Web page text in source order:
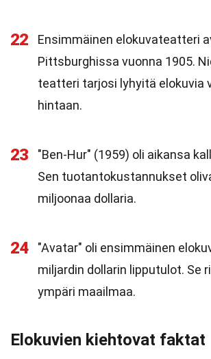
22
Ensimmäinen elokuvateatteri
Pittsburghissa vuonna 1905.
teatteri tarjosi lyhyitä elokuvia
hintaan.
23
"Ben-Hur" (1959) oli aikansa
Sen tuotantokustannukset
miljoonaa dollaria.
24
"Avatar" oli ensimmäinen
miljardin dollarin lipputulot. Se
ympäri maailmaa.
Elokuvien kiehtovat faktat